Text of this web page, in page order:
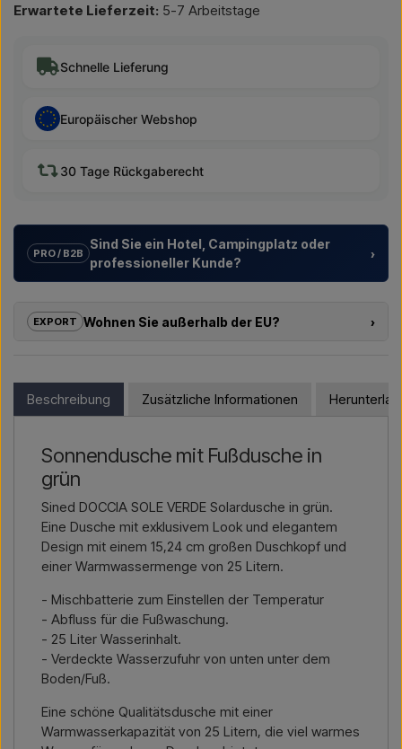
Erwartete Lieferzeit: 5-7 Arbeitstage
Schnelle Lieferung
Europäischer Webshop
30 Tage Rückgaberecht
PRO / B2B
Sind Sie ein Hotel, Campingplatz oder
professioneller Kunde?
›
Projektentwickler mit
Außenduschen – von der Modellauswahl bis zur richtigen
Möchten Sie einAngebot für ein Projekt oder eine
größere Lieferung, dann kontaktieren Sie uns – wir
antworten schnell.
Kontakt per E-Mail → Rufen Sie uns an →
EXPORT Wohnen Sie außerhalb der EU?
›
Webshop bestellen. Stattdessen können Sie uns kontaktieren
und einen Preis inklusive Lieferung und ggf. Zolldokumenten
Bitte geben Sie einfach an, für welchen Artikel Sie sich
interessieren (Artikelnummer oder Link zum Artikel) sowie
Angebot.
Kontakt per E-Mail → Rufen Sie uns an →
Beschreibung Zusätzliche Informationen
Sonnendusche mit Fußdusche in
grün
Sined DOCCIA SOLE VERDE Solardusche in grün.
Eine Dusche mit exklusivem Look und elegantem
Design mit einem 15,24 cm großen Duschkopf und
einer Warmwassermenge von 25 Litern.
- Mischbatterie zum Einstellen der Temperatur
- Abfluss für die Fußwaschung.
- 25 Liter Wasserinhalt.
- Verdeckte Wasserzufuhr von unten unter dem
Boden/Fuß.
Eine schöne Qualitätsdusche mit einer
Warmwasserkapazität von 25 Litern, die viel warmes